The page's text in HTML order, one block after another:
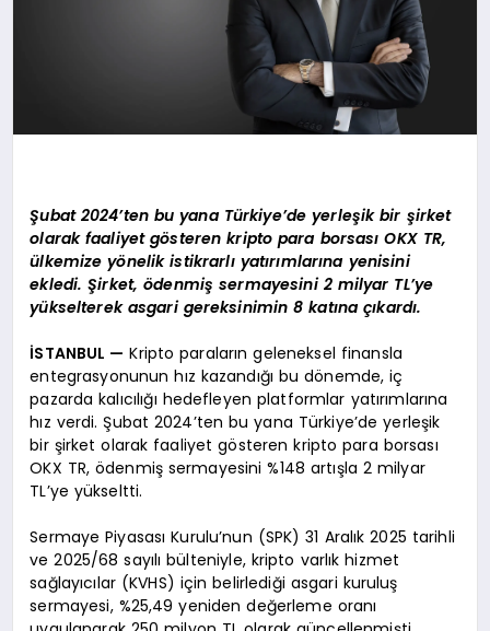
Şubat 2024’ten bu yana Türkiye’de yerleşik bir şirket
olarak faaliyet gösteren kripto para borsası OKX TR,
ülkemize yönelik istikrarlı yatırımlarına yenisini
ekledi. Şirket, ödenmiş sermayesini 2 milyar TL’ye
yükselterek asgari gereksinimin 8 katına çıkardı.
İSTANBUL — Kripto paraların geleneksel finansla
entegrasyonunun hız kazandığı bu dönemde, iç
pazarda kalıcılığı hedefleyen platformlar yatırımlarına
hız verdi. Şubat 2024’ten bu yana Türkiye’de yerleşik
bir şirket olarak faaliyet gösteren kripto para borsası
OKX TR, ödenmiş sermayesini %148 artışla 2 milyar
TL’ye yükseltti.
Sermaye Piyasası Kurulu’nun (SPK) 31 Aralık 2025 tarihli
ve 2025/68 sayılı bülteniyle, kripto varlık hizmet
sağlayıcılar (KVHS) için belirlediği asgari kuruluş
sermayesi, %25,49 yeniden değerleme oranı